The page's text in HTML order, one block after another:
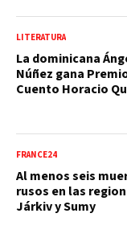
LITERATURA
La dominicana
Núñez gana
Cuento Horacio
FRANCE24
Al menos seis
rusos en las
Járkiv y Sumy